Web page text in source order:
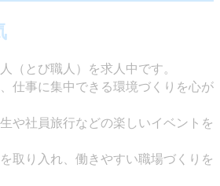
（とび職人）を求人中です。
仕事に集中できる環境づくりを心が
や社員旅行などの楽しいイベントを
取り入れ、働きやすい職場づくりを